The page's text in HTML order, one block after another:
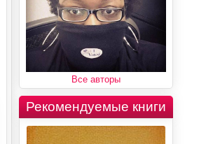
Все авторы
Рекомендуемые книги